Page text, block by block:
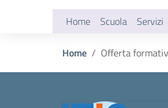
Home Scuola Servizi
Home Offerta